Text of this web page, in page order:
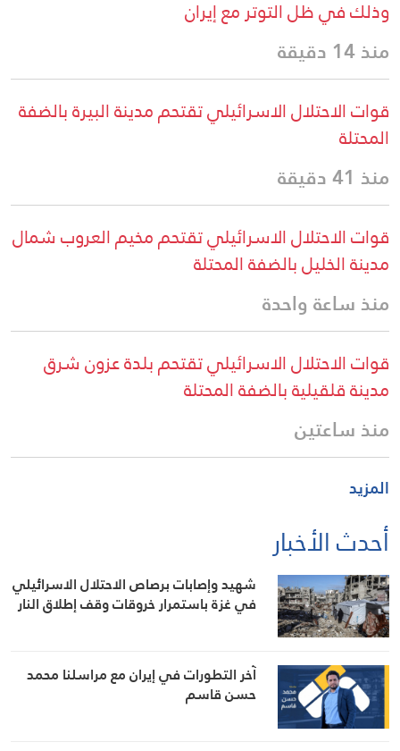
وذلك في ظل التوتر مع إيران
منذ 14 دقيقة
قوات الاحتلال الاسرائيلي تقتحم مدينة البيرة بالضفة
المحتلة
منذ 41 دقيقة
قوات الاحتلال الاسرائيلي تقتحم مخيم العروب شمال
مدينة الخليل بالضفة المحتلة
منذ ساعة واحدة
قوات الاحتلال الاسرائيلي تقتحم بلدة عزون شرق
مدينة قلقيلية بالضفة المحتلة
منذ ساعتين
المزيد
أحدث الأخبار
شهيد وإصابات برصاص الاحتلال الاسرائيلي
في غزة باستمرار خروقات وقف إطلاق النار
آخر التطورات في إيران مع مراسلنا محمد
حسن قاسم